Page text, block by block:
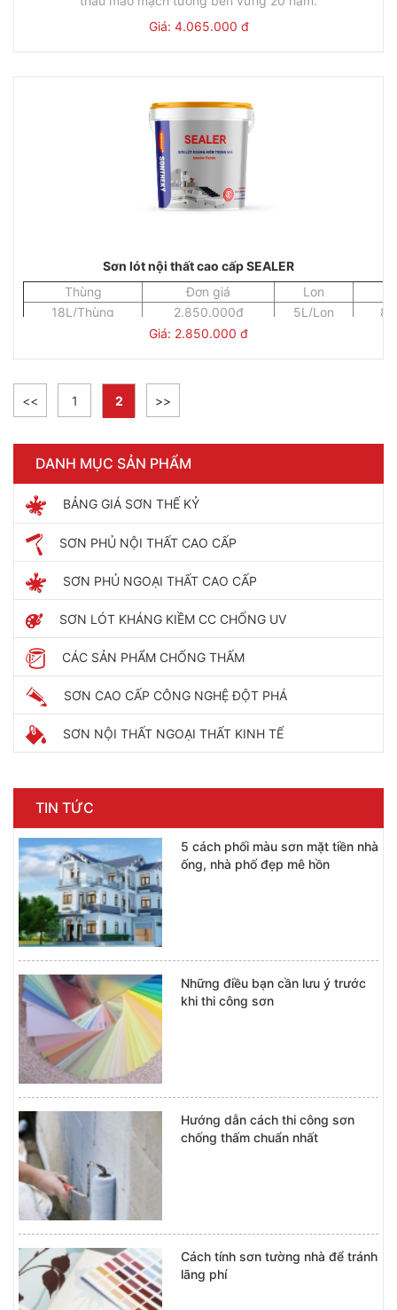
DANH MỤC SẢN PHẨM
BẢNG GIÁ SƠN THẾ KỶ
SƠN PHỦ NỘI THẤT CAO CẤP
SƠN PHỦ NGOẠI THẤT CAO CẤP
SƠN LÓT KHÁNG KIỀM CC CHỐNG UV
CÁC SẢN PHẨM CHỐNG THẤM
SƠN CAO CẤP CÔNG NGHỆ ĐỘT PHÁ
SƠN NỘI THẤT NGOẠI THẤT KINH TẾ
TIN TỨC
5 cách phối màu sơn mặt tiền nhà
ống, nhà phố đẹp mê hồn
Những điều bạn cần lưu ý trước
khi thi công sơn
Hướng dẫn cách thi công sơn
chống thấm chuẩn nhất
Cách tính sơn tường nhà để tránh
lãng phí
Mã sản phẩm: CT01
Giá: 4.065.000 đ
Sơn lót nội thất cao cấp SEALER
Thùng
Đơn giá Lon
18L/Thùng
2.850.000đ 5L/Lon
Giá: 2.850.000 đ
<< 1 2 >>